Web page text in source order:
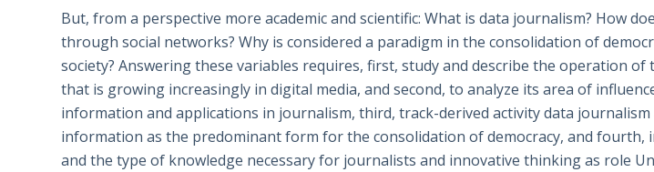
But, from a perspective more academic and scientific: What is data journalism? How
through social networks? Why is considered a paradigm in the consolidation of
society? Answering these variables requires, first, study and describe the operation of
that is growing increasingly in digital media, and second, to analyze its area of
information and applications in journalism, third, track-derived activity data journalism
information as the predominant form for the consolidation of democracy, and fourth,
and the type of knowledge necessary for journalists and innovative thinking as role